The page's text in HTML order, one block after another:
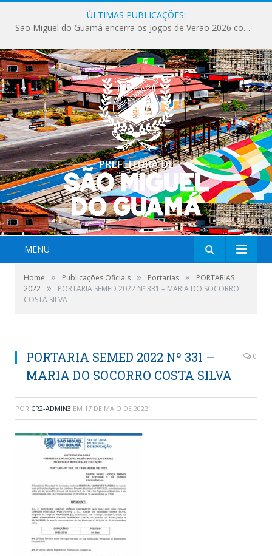
ÚLTIMAS PUBLICAÇÕES:
São Miguel do Guamá encerra os Jogos de Verão 2026 com sucesso de público e competições.
MENU
Home » Publicações Oficiais » Portarias »
PORTARIAS
2022 »
PORTARIA SEMED 2022 Nº 331 – MARIA DO SOCORRO
COSTA SILVA
PORTARIA SEMED 2022 Nº 331 –
MARIA DO SOCORRO COSTA SILVA
0
POR CR2-ADMIN3 EM 17 DE MAIO DE 2022